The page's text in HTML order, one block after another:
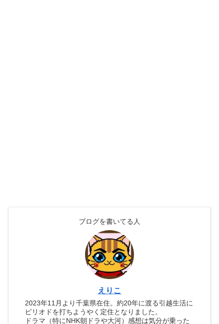
ブログを書いてる人
えりこ
2023年11月より千葉県在住。約20年に渡る引越生活に
ピリオドを打ちようやく定住となりました。
ドラマ（特にNHK朝ドラや大河）感想は気分が乗った